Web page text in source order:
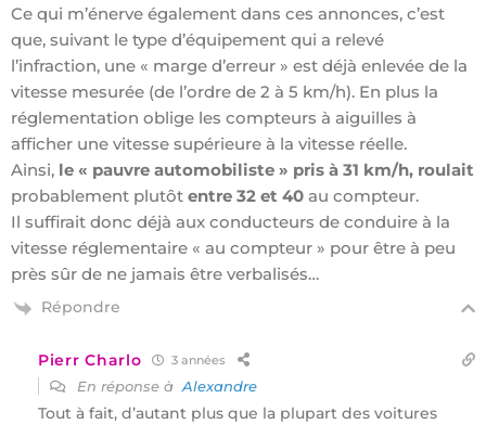
Ce qui m’énerve également dans ces annonces, c’est
que, suivant le type d’équipement qui a relevé
l’infraction, une « marge d’erreur » est déjà enlevée de la
vitesse mesurée (de l’ordre de 2 à 5 km/h). En plus la
réglementation oblige les compteurs à aiguilles à
afficher une vitesse supérieure à la vitesse réelle.
Ainsi, le « pauvre automobiliste » pris à 31 km/h, roulait
probablement plutôt entre 32 et 40au compteur.
Il suffirait donc déjà aux conducteurs de conduire à la
vitesse réglementaire « au compteur » pour être à peu
près sûr de ne jamais être verbalisés…
Répondre
Pierr Charlo 3 années
En réponse à Alexandre
Tout à fait, d’autant plus que la plupart des voitures